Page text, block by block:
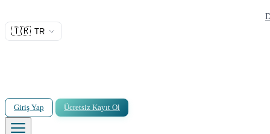
🇹🇷 TR
Giriş Yap Ücretsiz Kayıt Ol